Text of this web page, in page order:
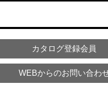
カタログ登録会員
WEBからのお問い合わ